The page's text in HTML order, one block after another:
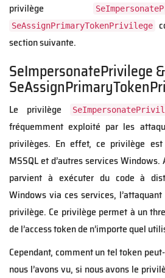
privilège
SeAssignPrimaryTokenPrivilege
section suivante.
SeImpersonatePrivilege &
Le privilège
fréquemment exploité par les
privilèges. En effet, ce privilège
MSSQL et d’autres services
parvient à exécuter du code à
Windows via ces services,
privilège. Ce privilège permet à un
de l’access token de n’importe quel
Cependant, comment un tel token
nous l’avons vu, si nous avons le